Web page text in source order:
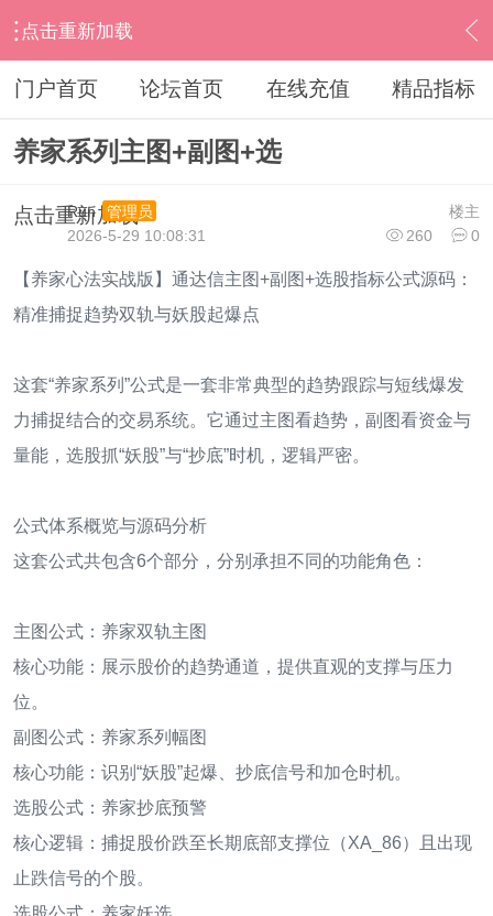
点击重新加载
› 通达信指标公式 › 综合指标 › 内容
门户首页 论坛首页 在线充值 精品指标
养家系列主图+副图+选
点击重新加载 楼主
Run
管理员
260
0
2026-5-29 10:08:31
【养家心法实战版】通达信主图+副图+选股指标公式源码：
精准捕捉趋势双轨与妖股起爆点
这套“养家系列”公式是一套非常典型的趋势跟踪与短线爆发
力捕捉结合的交易系统。它通过主图看趋势，副图看资金与
量能，选股抓“妖股”与“抄底”时机，逻辑严密。
公式体系概览与源码分析
这套公式共包含6个部分，分别承担不同的功能角色：
主图公式：养家双轨主图
核心功能：展示股价的趋势通道，提供直观的支撑与压力
位。
副图公式：养家系列幅图
核心功能：识别“妖股”起爆、抄底信号和加仓时机。
选股公式：养家抄底预警
核心逻辑：捕捉股价跌至长期底部支撑位（XA_86）且出现
止跌信号的个股。